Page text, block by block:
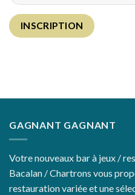
GAGNANT GAGNANT
Votre nouveaux bar à jeux /
Bacalan / Chartrons vous
restauration variée et une